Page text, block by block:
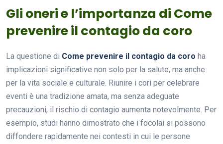
Gli oneri e l’importanza di Come
prevenire il contagio da coro
La questione di Come prevenire il contagio da coro ha
implicazioni significative non solo per la salute, ma anche
per la vita sociale e culturale. Riunire i cori per celebrare
eventi è una tradizione amata, ma senza adeguate
precauzioni, il rischio di contagio aumenta notevolmente. Per
esempio, studi hanno dimostrato che i focolai si possono
diffondere rapidamente nei contesti in cui le persone